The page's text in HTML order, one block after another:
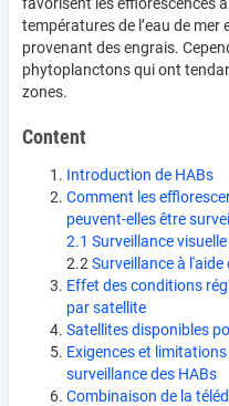
températures de l’eau de
provenant des engrais.
phytoplanctons qui ont
zones.
Content
Introduction de HABs
Comment les
peuvent-elles être
2.1 Surveillance
2.2 Surveillance à l'aide
Effet des conditions
par satellite
Satellites disponibles
Exigences et
surveillance des HABs
Combinaison de la